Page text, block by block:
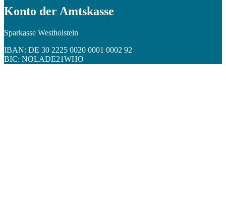
Konto der Amtskasse
Sparkasse Westholstein
IBAN: DE 30 2225 0020 0001 0002 92
BIC: NOLADE21WHO